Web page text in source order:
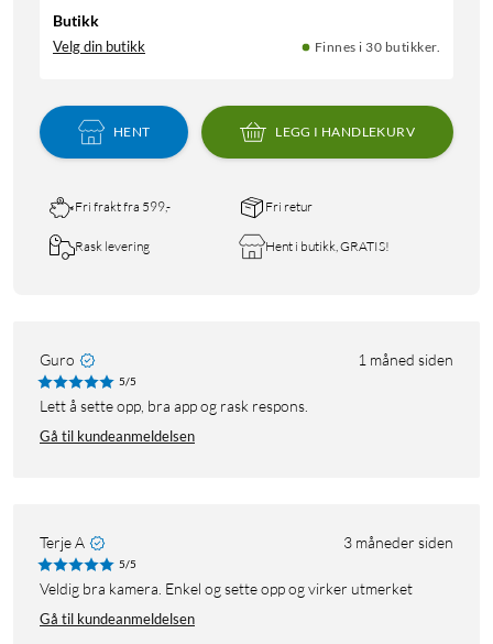
Butikk
Velg din butikk Finnes i 30 butikker.
HENT LEGG I HANDLEKURV
Fri frakt fra 599,- Fri retur
Rask levering Hent i butikk, GRATIS!
Guro 1 måned siden
5/5
Lett å sette opp, bra app og rask respons.
Gå til kundeanmeldelsen
Terje A 3 måneder siden
5/5
Veldig bra kamera. Enkel og sette opp og virker utmerket
Gå til kundeanmeldelsen